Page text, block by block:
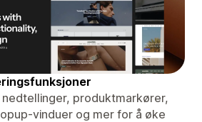
produktmarkører,
vinduer og mer for å øke